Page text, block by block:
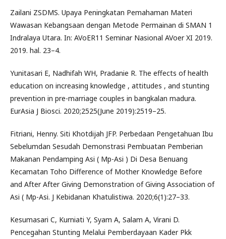
Zailani ZSDMS. Upaya Peningkatan Pemahaman Materi
Wawasan Kebangsaan dengan Metode Permainan di SMAN 1
Indralaya Utara. In: AVoER11 Seminar Nasional AVoer XI 2019.
2019. hal. 23–4.
Yunitasari E, Nadhifah WH, Pradanie R. The effects of health
education on increasing knowledge , attitudes , and stunting
prevention in pre-marriage couples in bangkalan madura.
EurAsia J Biosci. 2020;2525(June 2019):2519–25.
Fitriani, Henny. Siti Khotdijah JFP. Perbedaan Pengetahuan Ibu
Sebelumdan Sesudah Demonstrasi Pembuatan Pemberian
Makanan Pendamping Asi ( Mp-Asi ) Di Desa Benuang
Kecamatan Toho Difference of Mother Knowledge Before
and After After Giving Demonstration of Giving Association of
Asi ( Mp-Asi. J Kebidanan Khatulistiwa. 2020;6(1):27–33.
Kesumasari C, Kurniati Y, Syam A, Salam A, Virani D.
Pencegahan Stunting Melalui Pemberdayaan Kader Pkk